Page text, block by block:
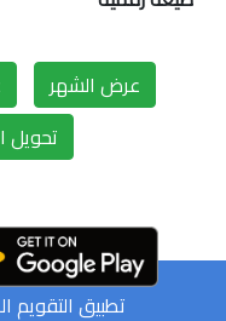
عرض الشهر
تحويل
تطبيق التقويم